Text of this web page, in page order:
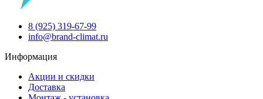
8 (925) 319-67-99
info@brand-climat.ru
Информация
Акции и скидки
Доставка